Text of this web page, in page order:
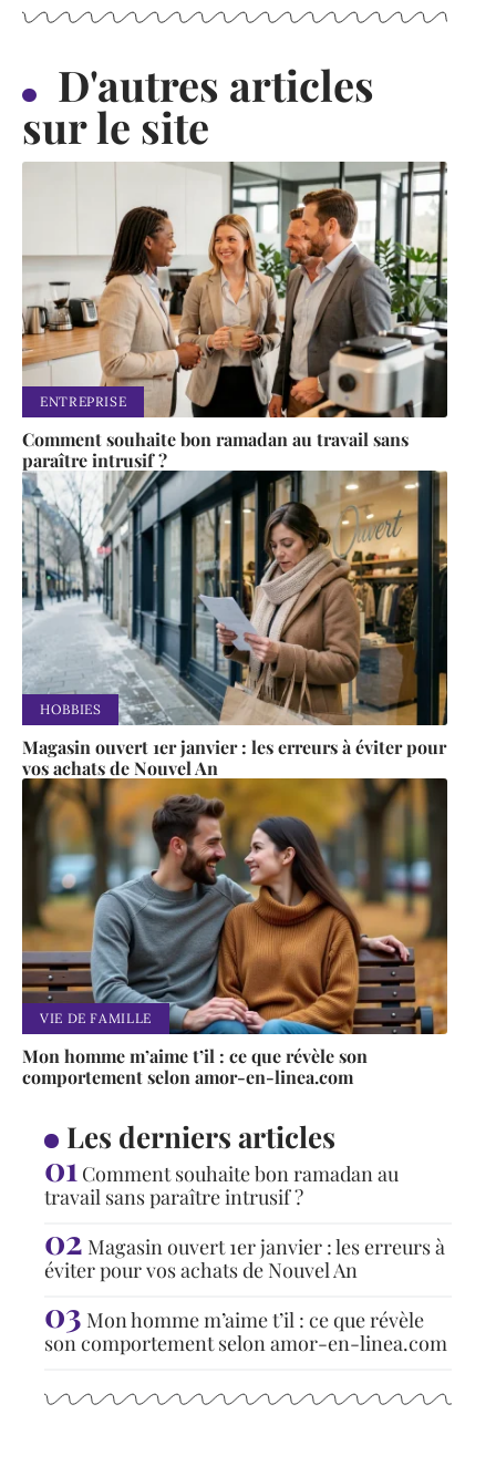
D'autres articles
sur le site
ENTREPRISE
Comment souhaite bon ramadan au travail sans
paraître intrusif ?
HOBBIES
Magasin ouvert 1er janvier : les erreurs à éviter pour
vos achats de Nouvel An
VIE DE FAMILLE
Mon homme m’aime t’il : ce que révèle son
comportement selon amor-en-linea.com
Les derniers articles
Comment souhaite bon ramadan au
travail sans paraître intrusif ?
Magasin ouvert 1er janvier : les erreurs à
éviter pour vos achats de Nouvel An
Mon homme m’aime t’il : ce que révèle
son comportement selon amor-en-linea.com